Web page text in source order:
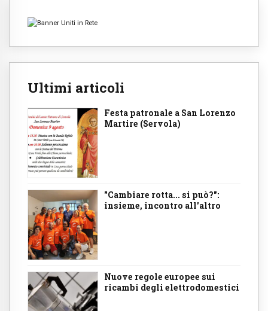
Ultimi articoli
Festa patronale a San Lorenzo
Martire (Servola)
"Cambiare rotta... si può?":
insieme, incontro all'altro
Nuove regole europee sui
ricambi degli elettrodomestici